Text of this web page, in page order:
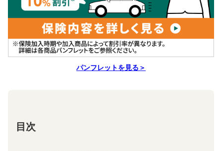
パンフレットを見る＞
目次